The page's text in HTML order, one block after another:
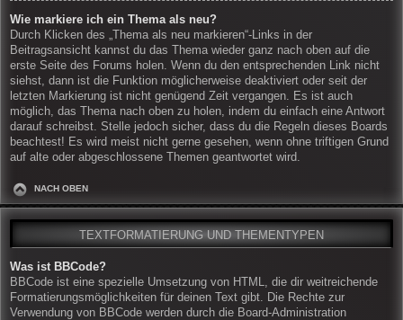
Wie markiere ich ein Thema als neu?
Durch Klicken des „Thema als neu markieren“-Links in der
Beitragsansicht kannst du das Thema wieder ganz nach oben auf die
erste Seite des Forums holen. Wenn du den entsprechenden Link nicht
siehst, dann ist die Funktion möglicherweise deaktiviert oder seit der
letzten Markierung ist nicht genügend Zeit vergangen. Es ist auch
möglich, das Thema nach oben zu holen, indem du einfach eine Antwort
darauf schreibst. Stelle jedoch sicher, dass du die Regeln dieses Boards
beachtest! Es wird meist nicht gerne gesehen, wenn ohne triftigen Grund
auf alte oder abgeschlossene Themen geantwortet wird.
NACH OBEN
TEXTFORMATIERUNG UND THEMENTYPEN
Was ist BBCode?
BBCode ist eine spezielle Umsetzung von HTML, die dir weitreichende
Formatierungsmöglichkeiten für deinen Text gibt. Die Rechte zur
Verwendung von BBCode werden durch die Board-Administration